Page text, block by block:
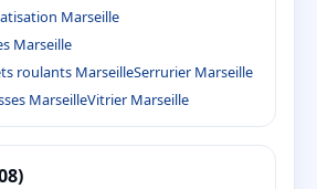
Marseille
Marseille
roulants MarseilleSerrurier Marseille
MarseilleVitrier Marseille